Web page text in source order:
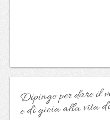
Dipingo per dare il
e di gioia alla vita